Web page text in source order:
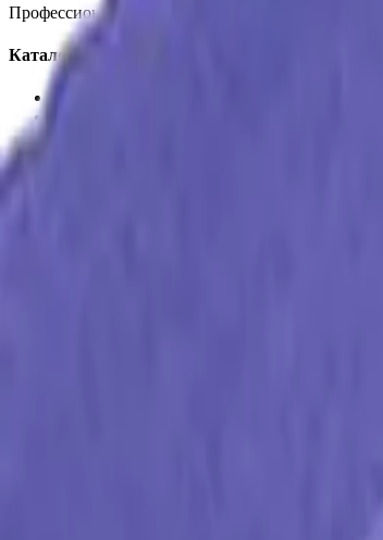
Профессиональная автохимия, оборудование и
Каталог